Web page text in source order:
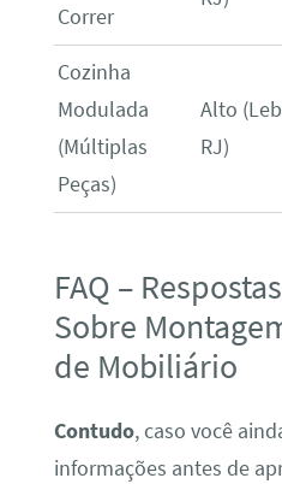
Correr
Cozinha
Modulada
(Múltiplas
Peças)
Alto
RJ)
FAQ –
Sobre
de Mobiliário
Contudo, caso você
informações antes de